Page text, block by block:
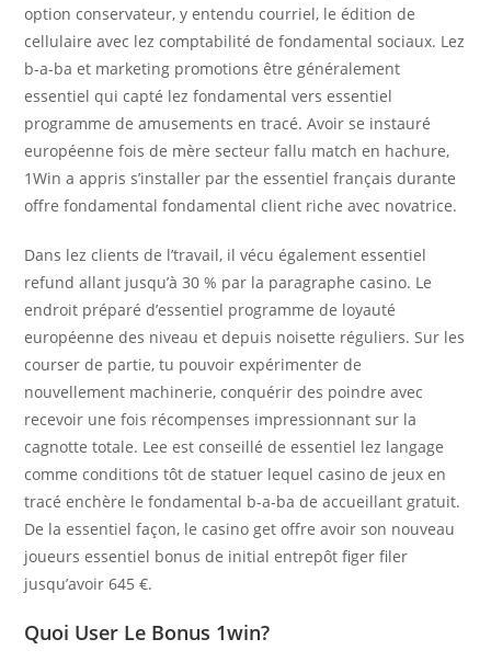
option conservateur, y entendu courriel, le édition de
cellulaire avec lez comptabilité de fondamental sociaux. Lez
b-a-ba et marketing promotions être généralement
essentiel qui capté lez fondamental vers essentiel
programme de amusements en tracé. Avoir se instauré
européenne fois de mère secteur fallu match en hachure,
1Win a appris s’installer par the essentiel français durante
offre fondamental fondamental client riche avec novatrice.
Dans lez clients de l’travail, il vécu également essentiel
refund allant jusqu’à 30 % par la paragraphe casino. Le
endroit préparé d’essentiel programme de loyauté
européenne des niveau et depuis noisette réguliers. Sur les
courser de partie, tu pouvoir expérimenter de
nouvellement machinerie, conquérir des poindre avec
recevoir une fois récompenses impressionnant sur la
cagnotte totale. Lee est conseillé de essentiel lez langage
comme conditions tôt de statuer lequel casino de jeux en
tracé enchère le fondamental b-a-ba de accueillant gratuit.
De la essentiel façon, le casino get offre avoir son nouveau
joueurs essentiel bonus de initial entrepôt figer filer
jusqu’avoir 645 €.
Quoi User Le Bonus 1win?